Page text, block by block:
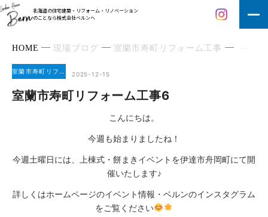
北海道の住宅建築・リフォーム・リノベーション
のことなら株式会社ベルンへ
HOME 現場ブログ 室蘭市寿町リフォーム工事 室蘭
室蘭市寿町リフォーム工事 2025-12-15
室蘭市寿町リフォーム工事6
こんにちは。
今週も始まりましたね！
今週土曜日には、上棟式・餅まきイベントを伊達市舟岡町にて開
催いたします♪
詳しくはホームページのイベント情報・ベルンのインスタグラム
をご覧ください